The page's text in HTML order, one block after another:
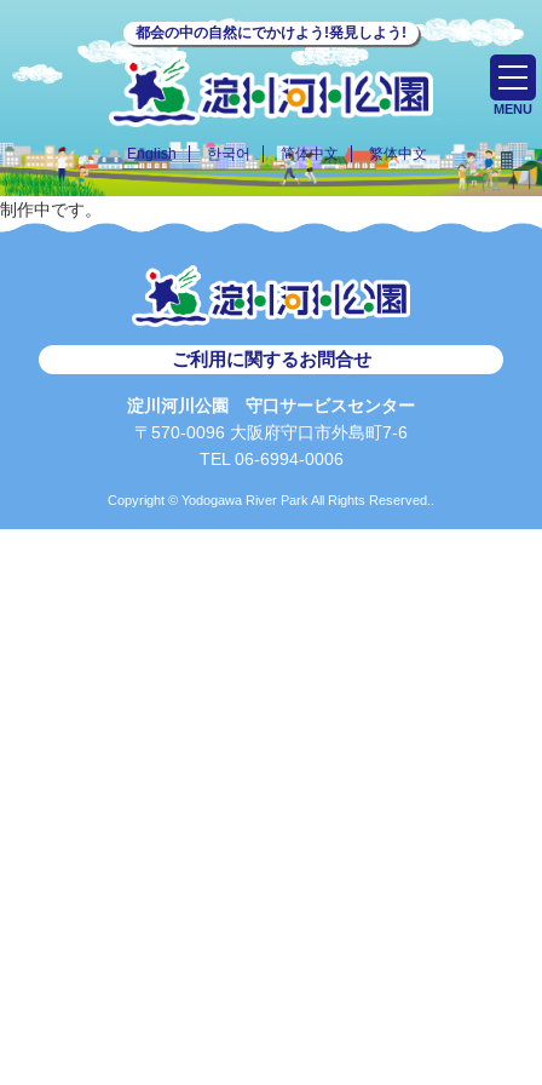
都会の中の自然にでかけよう!発見しよう!
English 한국어 简体中文 繁体中文
MENU
制作中です。
ご利用に関するお問合せ
淀川河川公園 守口サービスセンター
〒570-0096 大阪府守口市外島町7-6
TEL 06-6994-0006
Copyright © Yodogawa River Park All Rights Reserved..